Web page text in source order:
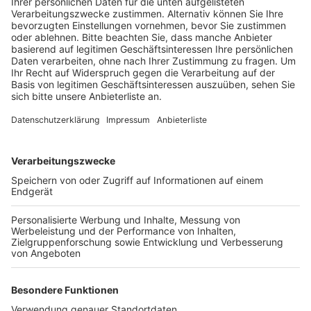
fortgesetzt.
Veröffentlicht:Freitag, 07.01.2022 12:58
Anzeige
Ziel ist es, die Baugrube für die neue barrierefreie
Weg von der Fußgängerzone auf den Westring an der
Apotheke vorbei ist wegen der Arbeiten nicht möglich.
Die Fußgänger müssen stattdessen einen Umweg über
die Raiffeisenstraße nehmen. Für Menschen, die nicht
gut zu Fuß oder mit Kinderwagen, Rollator oder
Rollstuhl unterwegs sind, fährt weiter die Buslinie 723
zwischen den beiden Seiten der Unterführung. Laut
Stadt sind die Busse überwiegend im 20-Minuten-Takt